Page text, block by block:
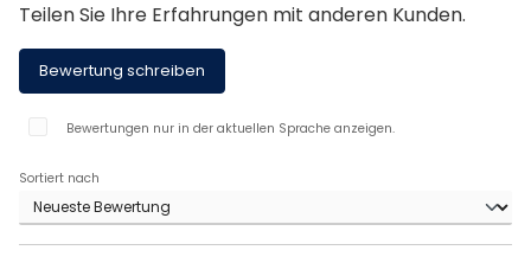
Teilen Sie Ihre Erfahrungen mit anderen Kunden.
Bewertung schreiben
Bewertungen nur in der aktuellen Sprache anzeigen.
Sortiert nach